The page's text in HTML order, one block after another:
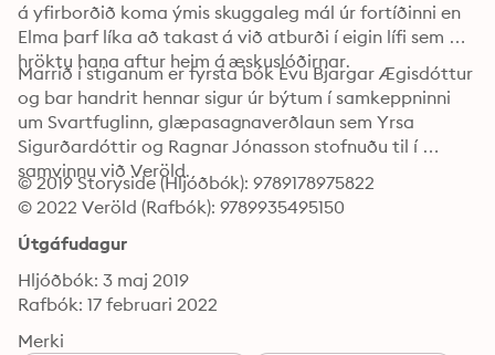
á yfirborðið koma ýmis skuggaleg mál úr fortíðinni en
Elma þarf líka að takast á við atburði í eigin lífi sem
hröktu hana aftur heim á æskuslóðirnar.
Marrið í stiganum er fyrsta bók Evu Bjargar Ægisdóttur
og bar handrit hennar sigur úr býtum í samkeppninni
um Svartfuglinn, glæpasagnaverðlaun sem Yrsa
Sigurðardóttir og Ragnar Jónasson stofnuðu til í
samvinnu við Veröld.
© 2019 Storyside (Hljóðbók): 9789178975822
© 2022 Veröld (Rafbók): 9789935495150
Útgáfudagur
Hljóðbók: 3 maj 2019
Rafbók: 17 februari 2022
Merki